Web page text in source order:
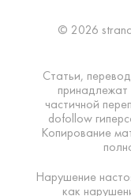
© 2026
Статьи,
частичной
dofollow
Копирование
Нарушение
как